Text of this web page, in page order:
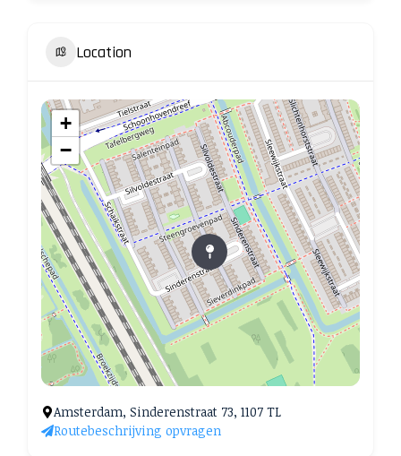
Location
+
−
Amsterdam, Sinderenstraat 73, 1107 TL
Routebeschrijving opvragen